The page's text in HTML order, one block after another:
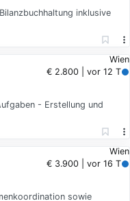
inklusive
Wien
€ 2.800 | vor 12 T
- Erstellung und
Wien
€ 3.900 | vor 16 T
sowie